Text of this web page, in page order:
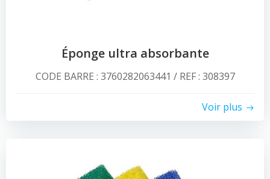
Éponge ultra absorbante
CODE BARRE : 3760282063441 / REF : 308397
Voir plus